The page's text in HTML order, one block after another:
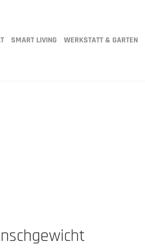
SMART LIVING WERKSTATT & GARTEN